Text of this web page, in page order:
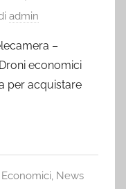
admin
–
economici
per acquistare
, News